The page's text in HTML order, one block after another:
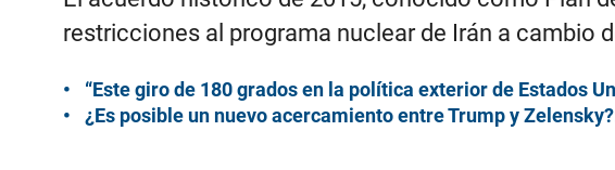
restricciones al programa nuclear de Irán a cambio
“Este giro de 180 grados en la política exterior de Estados
¿Es posible un nuevo acercamiento entre Trump y